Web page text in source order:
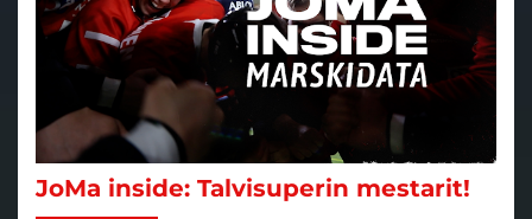
JoMa inside: Talvisuperin mestarit!